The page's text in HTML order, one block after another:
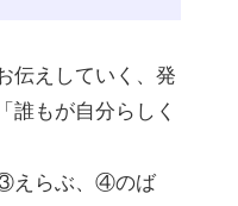
伝えしていく、発
誰もが自分らしく
えらぶ、④のば